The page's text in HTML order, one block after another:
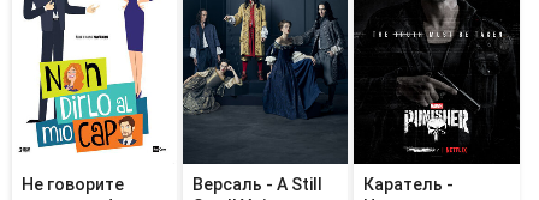
Не говорите
Версаль - A Still
Каратель -